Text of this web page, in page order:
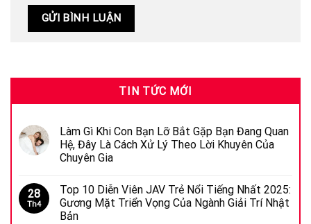
TIN TỨC MỚI
Làm Gì Khi Con Bạn Lỡ Bắt Gặp Bạn Đang Quan
Hệ, Đây Là Cách Xử Lý Theo Lời Khuyên Của
Chuyên Gia
28
Th4
Top 10 Diễn Viên JAV Trẻ Nổi Tiếng Nhất 2025:
Gương Mặt Triển Vọng Của Ngành Giải Trí Nhật
Bản